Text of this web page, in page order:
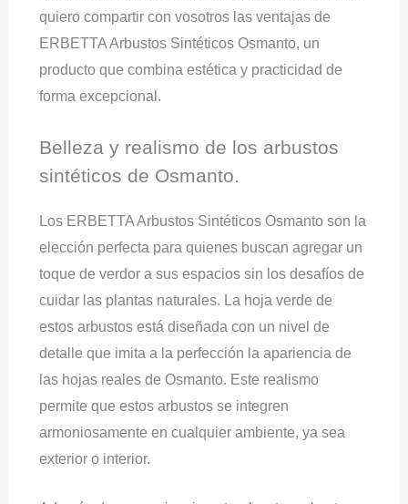
quiero compartir con vosotros las ventajas de
ERBETTA Arbustos Sintéticos Osmanto, un
producto que combina estética y practicidad de
forma excepcional.
Belleza y realismo de los arbustos
sintéticos de Osmanto.
Los ERBETTA Arbustos Sintéticos Osmanto son la
elección perfecta para quienes buscan agregar un
toque de verdor a sus espacios sin los desafíos de
cuidar las plantas naturales. La hoja verde de
estos arbustos está diseñada con un nivel de
detalle que imita a la perfección la apariencia de
las hojas reales de Osmanto. Este realismo
permite que estos arbustos se integren
armoniosamente en cualquier ambiente, ya sea
exterior o interior.